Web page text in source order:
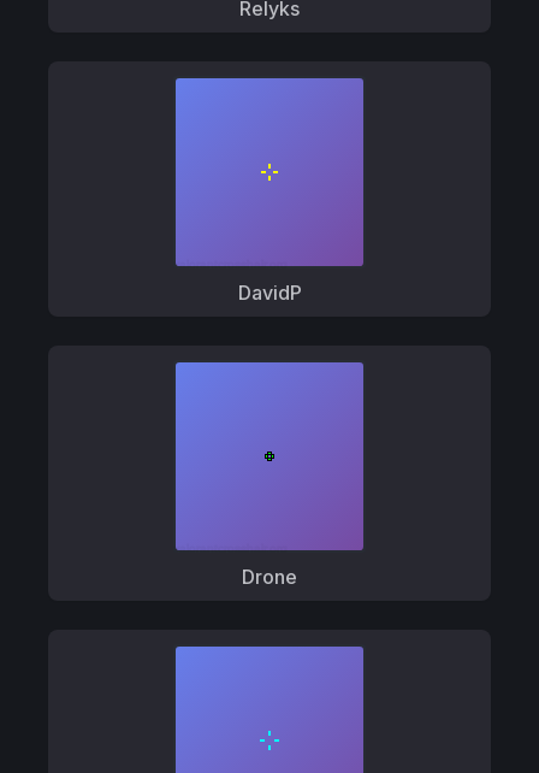
Relyks
DavidP
Drone